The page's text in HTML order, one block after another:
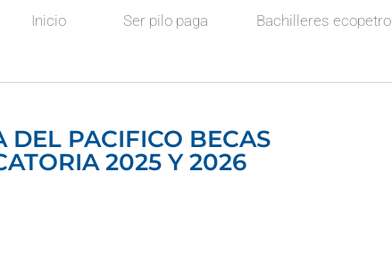
Inicio Ser pilo paga Bachilleres ecopetrol
DEL PACIFICO BECAS
2025 Y 2026